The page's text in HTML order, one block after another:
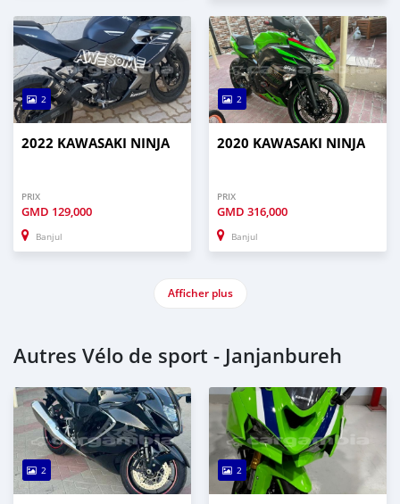
2
2022 KAWASAKI NINJA
PRIX
GMD 129,000
Banjul
2
2020 KAWASAKI NINJA
PRIX
GMD 316,000
Banjul
Afficher plus
Autres Vélo de sport - Janjanbureh
2 2